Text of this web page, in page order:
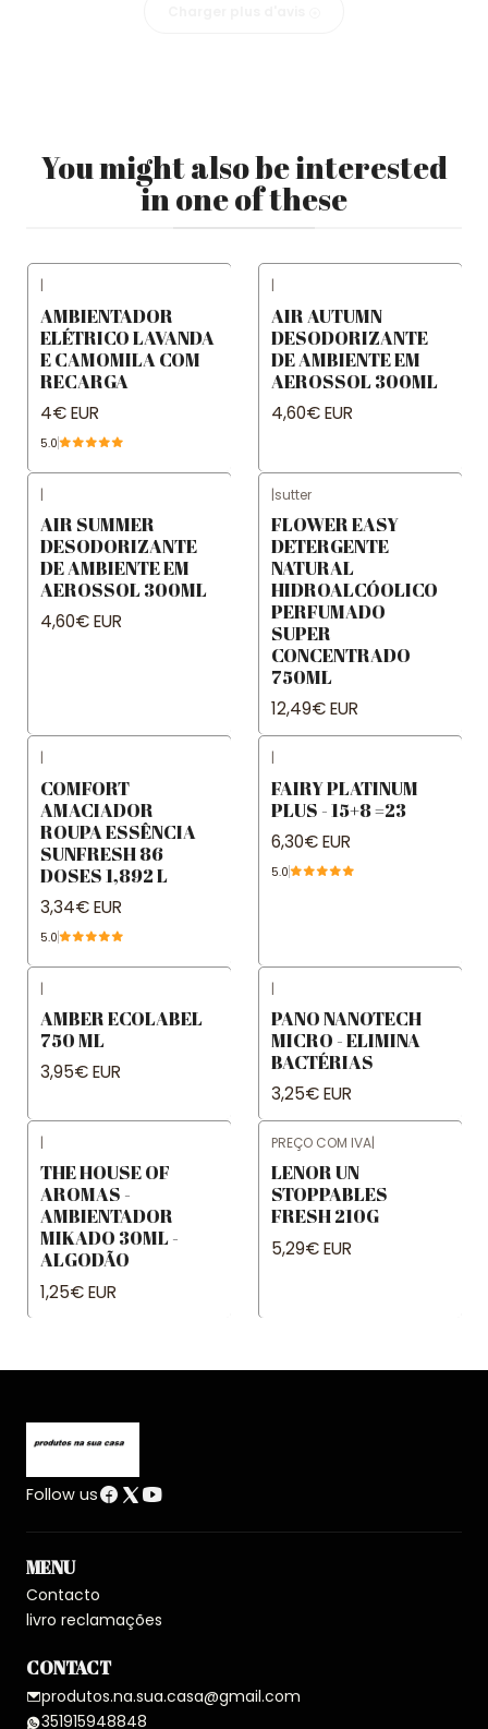
You might also be interested
in one of these
|
AMBIENTADOR
ELÉTRICO LAVANDA
E CAMOMILA COM
RECARGA
4€ EUR
5.0
|
AIR AUTUMN
DESODORIZANTE
DE AMBIENTE EM
AEROSSOL 300ML
4,60€ EUR
|
AIR SUMMER
DESODORIZANTE
DE AMBIENTE EM
AEROSSOL 300ML
4,60€ EUR
|sutter
FLOWER EASY
DETERGENTE
NATURAL
HIDROALCÓOLICO
PERFUMADO
SUPER
CONCENTRADO
750ML
12,49€ EUR
|
COMFORT
AMACIADOR
ROUPA ESSÊNCIA
SUNFRESH 86
DOSES 1,892 L
3,34€ EUR
5.0
|
FAIRY PLATINUM
PLUS - 15+8 =23
6,30€ EUR
5.0
|
AMBER ECOLABEL
750 ML
3,95€ EUR
|
PANO NANOTECH
MICRO - ELIMINA
BACTÉRIAS
3,25€ EUR
|
THE HOUSE OF
AROMAS -
AMBIENTADOR
MIKADO 30ML -
ALGODÃO
1,25€ EUR
PREÇO COM IVA|
LENOR UN
STOPPABLES
FRESH 210G
5,29€ EUR
Follow us
MENU
Contacto
livro reclamações
CONTACT
produtos.na.sua.casa@gmail.com
351915948848